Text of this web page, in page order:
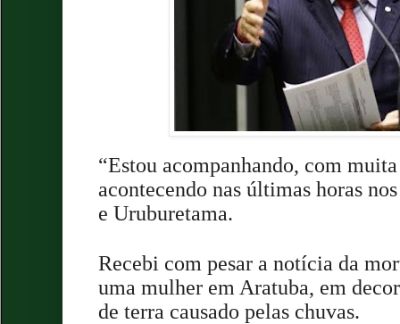
“Estou acompanhando, com
acontecendo nas últimas horas
e Uruburetama.
Recebi com pesar a notícia da
uma mulher em Aratuba, em
de terra causado pelas chuvas.